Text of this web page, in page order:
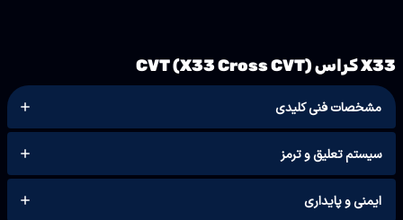
X33 کراس CVT (X33 Cross CVT)
مشخصات فنی کلیدی
سیستم تعلیق و ترمز
ایمنی و پایداری